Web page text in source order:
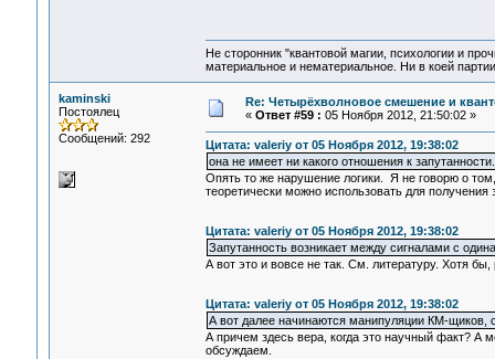
Не сторонник "квантовой магии, психологии и
материальное и нематериальное. Ни в коей
kaminski
Постоялец
Сообщений: 292
Re: Четырёхволновое смешение и
« Ответ #59 : 05 Ноября 2012, 21:50:02 »
Цитата: valeriy от 05 Ноября 2012, 19:38:02
она не имеет ни какого отношения к запутанности.
Опять то же нарушение логики. Я не говорю о
теоретически можно использовать для
Цитата: valeriy от 05 Ноября 2012, 19:38:02
Запутанность возникает между сигналами с
А вот это и вовсе не так. См. литературу. Хотя
Цитата: valeriy от 05 Ноября 2012, 19:38:02
А вот далее начинаются манипуляции КМ-щиков,
А причем здесь вера, когда это научный факт? А
обсуждаем.